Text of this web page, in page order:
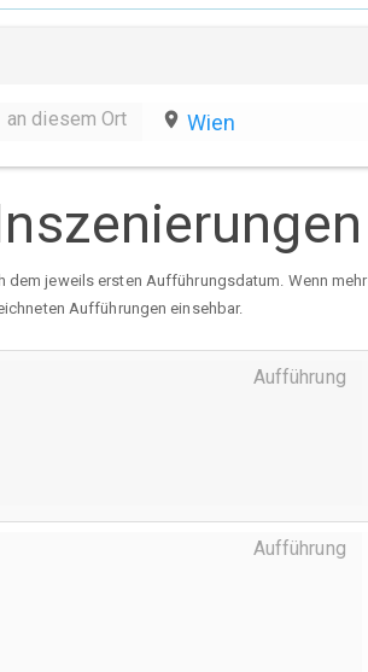
an diesem Ort place Wien
jeweils ersten Aufführungsdatum. Wenn
Aufführungen einsehbar.
Aufführung
Aufführung